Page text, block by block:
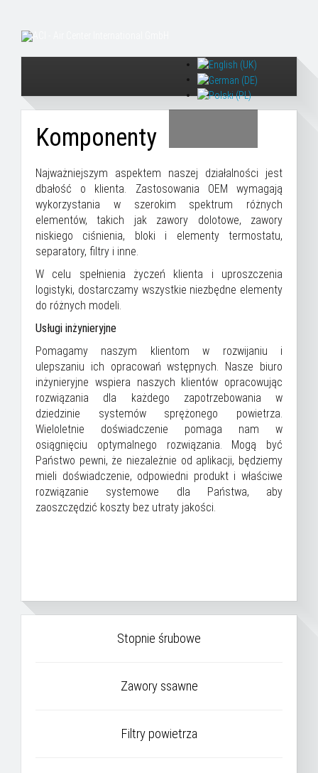
Komponenty
Najważniejszym aspektem naszej działalności jest
dbałość o klienta. Zastosowania OEM wymagają
wykorzystania w szerokim spektrum różnych
elementów, takich jak zawory dolotowe, zawory
niskiego ciśnienia, bloki i elementy termostatu,
separatory, filtry i inne.
W celu spełnienia życzeń klienta i uproszczenia
logistyki, dostarczamy wszystkie niezbędne elementy
do różnych modeli.
Usługi inżynieryjne
Pomagamy naszym klientom w rozwijaniu i
ulepszaniu ich opracowań wstępnych. Nasze biuro
inżynieryjne wspiera naszych klientów opracowując
rozwiązania dla każdego zapotrzebowania w
dziedzinie systemów sprężonego powietrza.
Wieloletnie doświadczenie pomaga nam w
osiągnięciu optymalnego rozwiązania. Mogą być
Państwo pewni, że niezależnie od aplikacji, będziemy
mieli doświadczenie, odpowiedni produkt i właściwe
rozwiązanie systemowe dla Państwa, aby
zaoszczędzić koszty bez utraty jakości.
Stopnie śrubowe
Zawory ssawne
Filtry powietrza